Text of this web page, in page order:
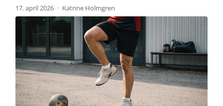
17. april 2026 · Katrine Holmgren